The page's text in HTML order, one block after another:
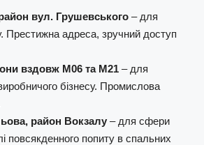
вул. Грушевського – для
Престижна адреса, зручний доступ
вздовж М06 та М21 – для
бізнесу. Промислова
район Вокзалу – для сфери
повсякденного попиту в спальних